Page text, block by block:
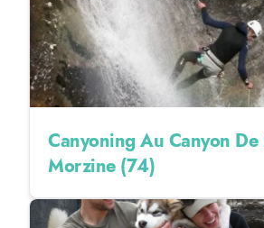
Canyoning Au Canyon
Morzine (74)